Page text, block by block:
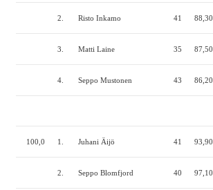
2. Risto Inkamo 41 88,30
3. Matti Laine 35 87,50
4. Seppo Mustonen 43 86,20
100,0 1. Juhani Äijö 41 93,90
2. Seppo Blomfjord 40 97,10